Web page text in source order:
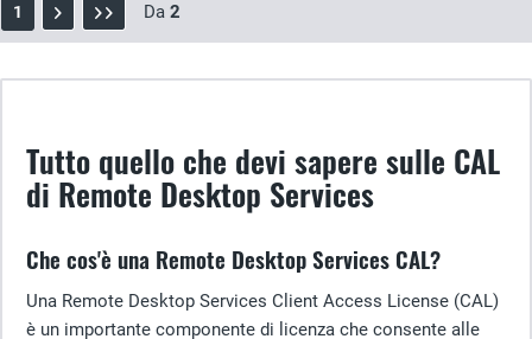
1 Da 2
Tutto quello che devi sapere sulle CAL
di Remote Desktop Services
Che cos'è una Remote Desktop Services CAL?
Una Remote Desktop Services Client Access License (CAL)
è un importante componente di licenza che consente alle